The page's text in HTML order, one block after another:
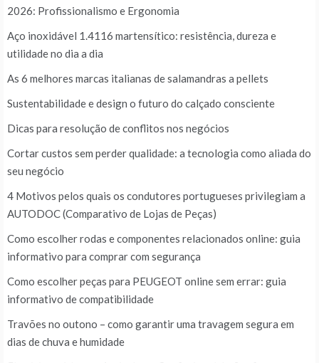
2026: Profissionalismo e Ergonomia
Aço inoxidável 1.4116 martensítico: resistência, dureza e
utilidade no dia a dia
As 6 melhores marcas italianas de salamandras a pellets
Sustentabilidade e design o futuro do calçado consciente
Dicas para resolução de conflitos nos negócios
Cortar custos sem perder qualidade: a tecnologia como aliada do
seu negócio
4 Motivos pelos quais os condutores portugueses privilegiam a
AUTODOC (Comparativo de Lojas de Peças)
Como escolher rodas e componentes relacionados online: guia
informativo para comprar com segurança
Como escolher peças para PEUGEOT online sem errar: guia
informativo de compatibilidade
Travões no outono – como garantir uma travagem segura em
dias de chuva e humidade